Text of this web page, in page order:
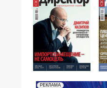
№02,2016
РЕКЛАМА